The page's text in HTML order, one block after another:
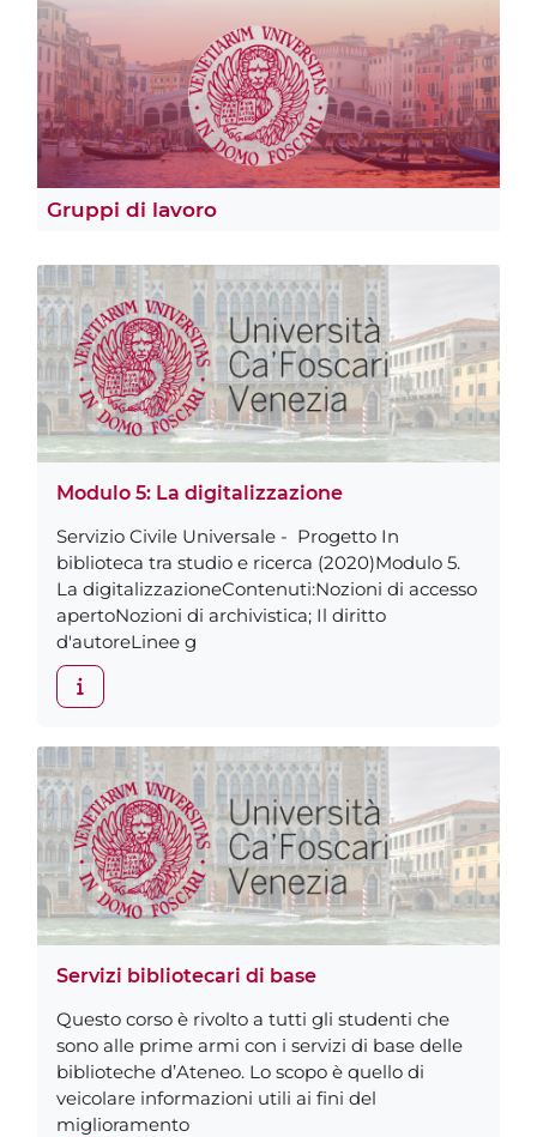
Gruppi di lavoro
Modulo 5: La digitalizzazione
Servizio Civile Universale - Progetto In
biblioteca tra studio e ricerca (2020)Modulo 5.
La digitalizzazioneContenuti:Nozioni di accesso
apertoNozioni di archivistica; Il diritto
d'autoreLinee g
Servizi bibliotecari di base
Questo corso è rivolto a tutti gli studenti che
sono alle prime armi con i servizi di base delle
biblioteche d’Ateneo. Lo scopo è quello di
veicolare informazioni utili ai fini del
miglioramento